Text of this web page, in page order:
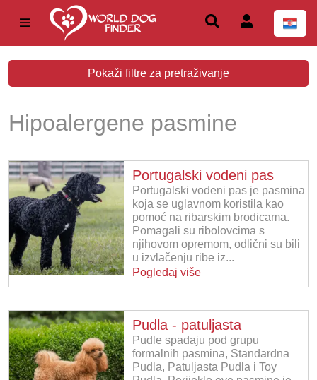
Pokaži filtre za pretraživanje
Hipoalergene pasmine
Portugalski vodeni pas
Portugalski vodeni pas je pasmina
koja se uglavnom koristila kao
pomoć na ribarskim brodicama.
Pomagali su ribolovcima s
njihovom opremom, odlični su bili
u izvlačenju ribe iz...
Pogledaj više
Pudla - patuljasta
Pudle spadaju pod grupu
formalnih pasmina, Standardna
Pudla, Patuljasta Pudla i Toy